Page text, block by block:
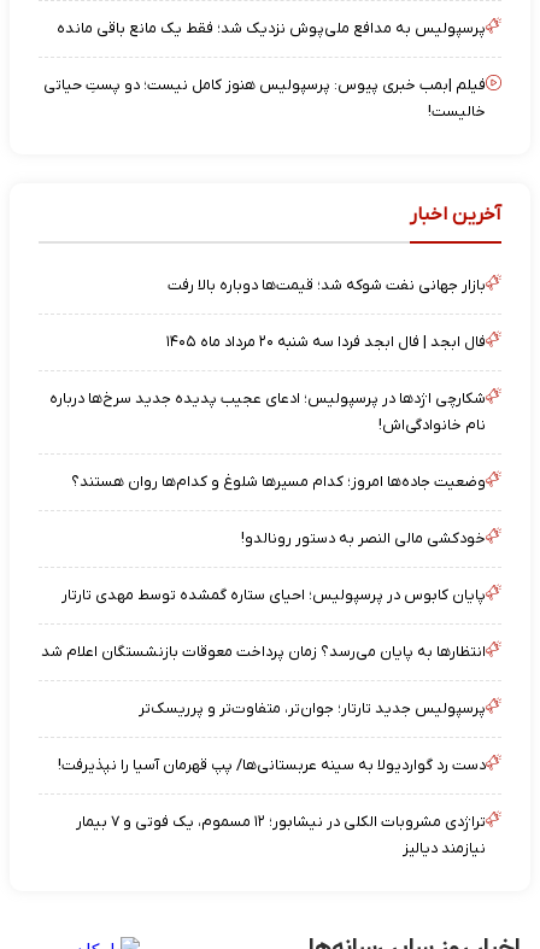
پرسپولیس به مدافع ملی‌پوش نزدیک شد؛ فقط یک مانع باقی مانده
فیلم |بمب خبری پیوس: پرسپولیس هنوز کامل نیست؛ دو پستِ حیاتی
خالیست!
آخرین اخبار
بازار جهانی نفت شوکه شد؛ قیمت‌ها دوباره بالا رفت
فال ابجد | فال ابجد فردا سه شنبه ۲۰ مرداد ماه ۱۴۰۵
شکارچی اژدها در پرسپولیس؛ ادعای عجیب پدیده جدید سرخ‌ها درباره
نام خانوادگی‌اش!
وضعیت جاده‌ها امروز؛ کدام مسیرها شلوغ و کدام‌ها روان هستند؟
خودکشی مالی النصر به دستور رونالدو!
پایان کابوس در پرسپولیس؛ احیای ستاره گمشده توسط مهدی تارتار
انتظارها به پایان می‌رسد؟ زمان پرداخت معوقات بازنشستگان اعلام شد
پرسپولیس جدید تارتار؛ جوان‌تر، متفاوت‌تر و پرریسک‌تر
دست رد گواردیولا به سینه عربستانی‌ها/ پپ قهرمان آسیا را نپذیرفت!
تراژدی مشروبات الکلی در نیشابور؛ ۱۲ مسموم، یک فوتی و ۷ بیمار
نیازمند دیالیز